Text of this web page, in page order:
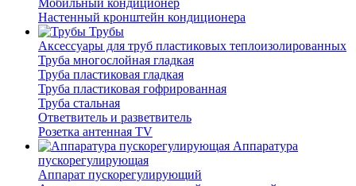
Мобильный кондиционер
Настенный кронштейн кондиционера
Трубы
Аксессуары для труб пластиковых теплоизолированных
Труба многослойная гладкая
Труба пластиковая гладкая
Труба пластиковая гофрированная
Труба стальная
Ответвитель и разветвитель
Розетка антенная TV
Аппаратура
пускорегулирующая
Аппарат пускорегулирующий